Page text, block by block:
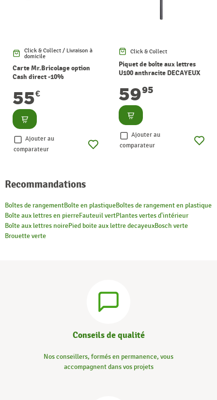
Click & Collect / Livraison à
domicile
Carte Mr.Bricolage option
Cash direct -10%
55€
Consulter
Ajouter au
comparateur
Click & Collect
Piquet de boîte aux lettres
U100 anthracite DECAYEUX
5995
Consulter
Ajouter au
comparateur
Recommandations
Boîtes de rangementBoîte en plastiqueBoîtes de rangement en plastique
Boîte aux lettres en pierreFauteuil vertPlantes vertes d'intérieur
Boîte aux lettres noirePied boite aux lettre decayeuxBosch verte
Brouette verte
Conseils de qualité
Nos conseillers, formés en permanence, vous
accompagnent dans vos projets